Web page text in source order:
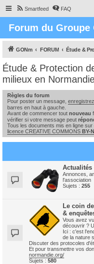
Smartfeed FAQ
Forum du
GONm FORUM
Étude & Protection
milieux en
Règles du forum
Pour poster un message,
barres en haut à gauche.
Avant de commencer tout nouveau
vérifier si votre message peut
Tous les documents mis en ligne
licence CREATIVE COMMONS BY-
Annonces,
l'association
Sujets : 255
Le coin
&
Vous avez
découvrir ?
Ici : c'est
de la nature
Discuter des protocoles
Et pour transmettre vos
normandie.org/
Sujets : 580